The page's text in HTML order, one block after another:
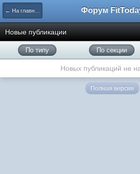
← На главную Форум
Новые публикации
По типу По секции
Новых публикаций не
Полная версия